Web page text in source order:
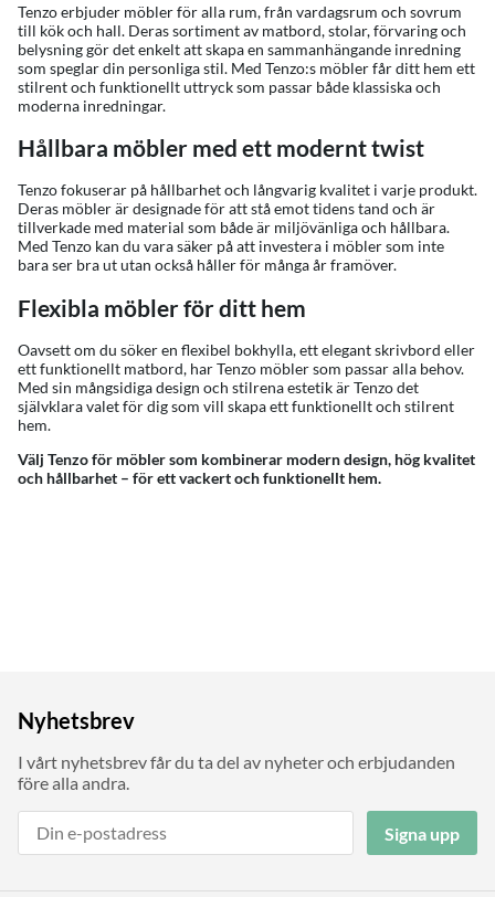
Tenzo erbjuder möbler för alla rum, från vardagsrum och sovrum
till kök och hall. Deras sortiment av matbord, stolar, förvaring och
belysning gör det enkelt att skapa en sammanhängande inredning
som speglar din personliga stil. Med Tenzo:s möbler får ditt hem ett
stilrent och funktionellt uttryck som passar både klassiska och
moderna inredningar.
Hållbara möbler med ett modernt twist
Tenzo fokuserar på hållbarhet och långvarig kvalitet i varje produkt.
Deras möbler är designade för att stå emot tidens tand och är
tillverkade med material som både är miljövänliga och hållbara.
Med Tenzo kan du vara säker på att investera i möbler som inte
bara ser bra ut utan också håller för många år framöver.
Flexibla möbler för ditt hem
Oavsett om du söker en flexibel bokhylla, ett elegant skrivbord eller
ett funktionellt matbord, har Tenzo möbler som passar alla behov.
Med sin mångsidiga design och stilrena estetik är Tenzo det
självklara valet för dig som vill skapa ett funktionellt och stilrent
hem.
Välj Tenzo för möbler som kombinerar modern design, hög kvalitet
och hållbarhet – för ett vackert och funktionellt hem.
Nyhetsbrev
I vårt nyhetsbrev får du ta del av nyheter och erbjudanden
före alla andra.
Signa upp